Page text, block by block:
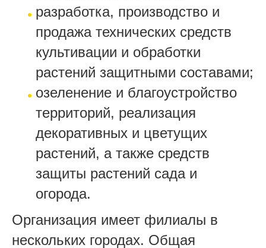
разработка, производство и
продажа технических средств
культивации и обработки
растений защитными составами;
озеленение и благоустройство
территорий, реализация
декоративных и цветущих
растений, а также средств
защиты растений сада и
огорода.
Организация имеет филиалы в
нескольких городах. Общая